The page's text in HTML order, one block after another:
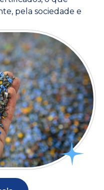
pela sociedade e